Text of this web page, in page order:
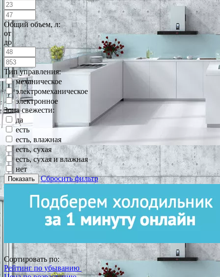
Общий объем, л:
от
до
Тип управления:
механическое
электромеханическое
электронное
Зона свежести:
да
есть
есть, влажная
есть, сухая
есть, сухая и влажная
нет
Показать Сбросить фильтр
Сортировать по:
Рейтинг по убыванию